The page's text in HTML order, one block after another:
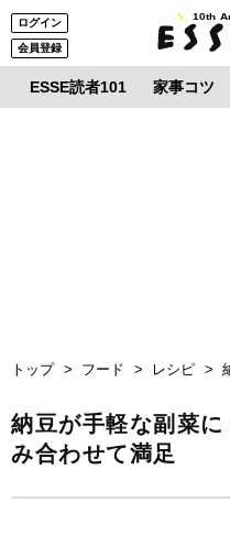
ログイン
会員登録
10th
ESSE読者101 家事コツ
トップ フード レシピ
納豆が手軽な副菜
み合わせて満足